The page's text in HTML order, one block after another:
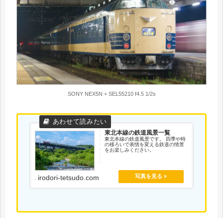
SONY NEX5N + SEL55210 f4.5 1/2s
東北本線の鉄道風景一覧
東北本線の鉄道風景です。 四季や時
の移ろいで表情を変える鉄道の情景
をお楽しみください。
irodori-tetsudo.com